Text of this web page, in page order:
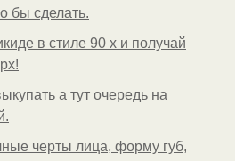
бы сделать.
в стиле 90 х и получай
а тут очередь на
черты лица, форму губ,